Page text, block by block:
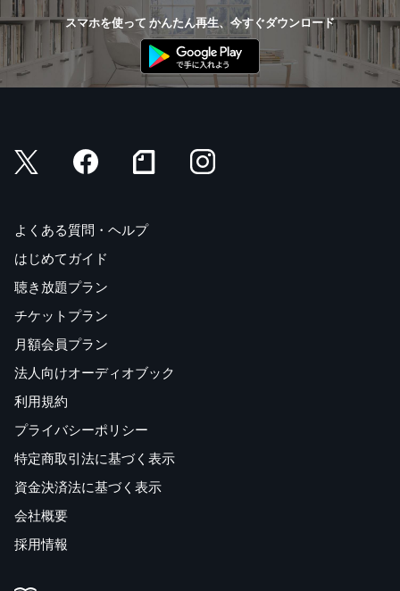
スマホを使って かんたん再生、今すぐダウンロード
よくある質問・ヘルプ
はじめてガイド
聴き放題プラン
チケットプラン
月額会員プラン
法人向けオーディオブック
利用規約
プライバシーポリシー
特定商取引法に基づく表示
資金決済法に基づく表示
会社概要
採用情報